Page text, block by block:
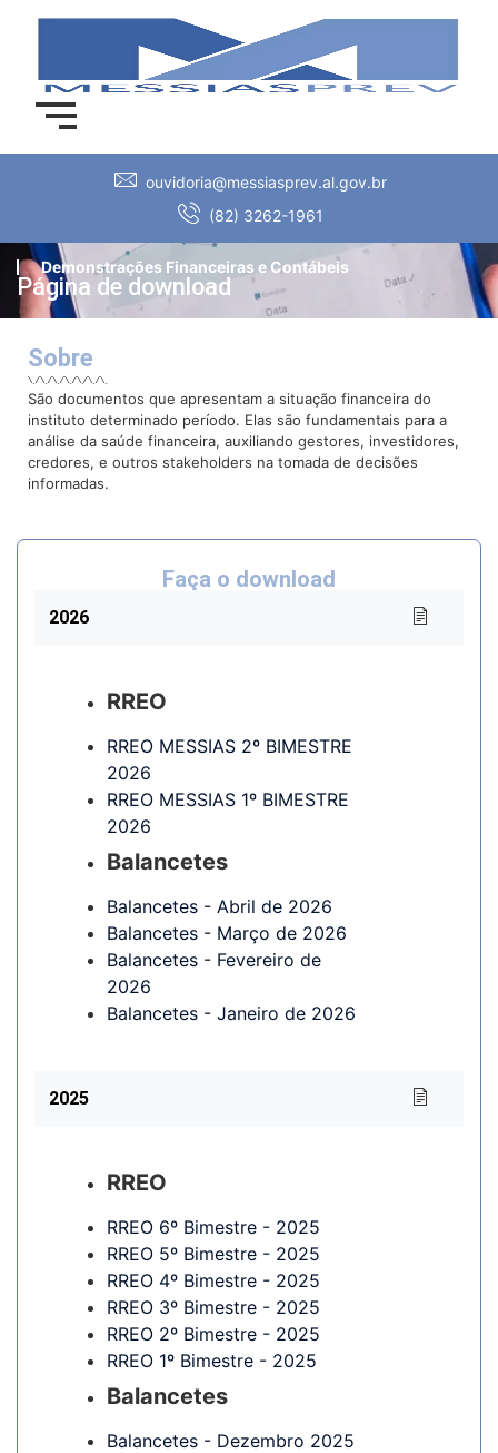
ouvidoria@messiasprev.al.gov.br
(82) 3262-1961
Demonstrações Financeiras e Contábeis
Página de download
Sobre
São documentos que apresentam a situação financeira do
instituto determinado período. Elas são fundamentais para a
análise da saúde financeira, auxiliando gestores, investidores,
credores, e outros stakeholders na tomada de decisões
informadas.
Faça o download
2026
RREO
RREO MESSIAS 2º BIMESTRE
2026
RREO MESSIAS 1º BIMESTRE
2026
Balancetes
Balancetes - Abril de 2026
Balancetes - Março de 2026
Balancetes - Fevereiro de
2026
Balancetes - Janeiro de 2026
2025
RREO
RREO 6º Bimestre - 2025
RREO 5º Bimestre - 2025
RREO 4º Bimestre - 2025
RREO 3º Bimestre - 2025
RREO 2º Bimestre - 2025
RREO 1º Bimestre - 2025
Balancetes
Balancetes - Dezembro 2025